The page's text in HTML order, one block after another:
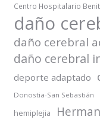
Centro Hospitalario
daño
daño cerebral
daño cerebral
deporte adaptado
Donostia-San Sebastián
hemiplejia